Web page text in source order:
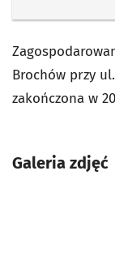
Brochów przy
zakończona w
Galeria zdjęć